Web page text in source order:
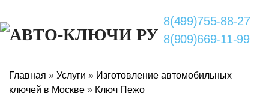
8(499)755-88-27
8(909)669-11-99
Главная » Услуги » Изготовление автомобильных
ключей в Москве » Ключ Пежо